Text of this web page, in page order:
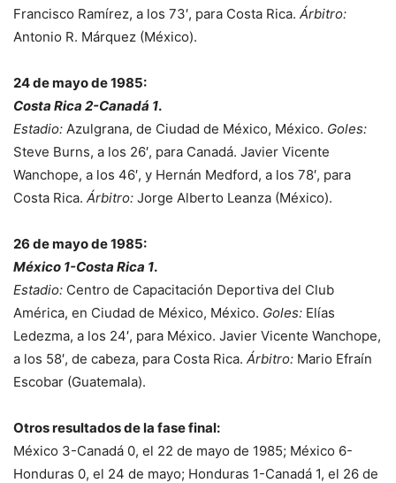
Francisco Ramírez, a los 73′, para Costa Rica. Árbitro:
Antonio R. Márquez (México).
24 de mayo de 1985:
Costa Rica 2-Canadá 1.
Estadio: Azulgrana, de Ciudad de México, México. Goles:
Steve Burns, a los 26′, para Canadá. Javier Vicente
Wanchope, a los 46′, y Hernán Medford, a los 78′, para
Costa Rica. Árbitro: Jorge Alberto Leanza (México).
26 de mayo de 1985:
México 1-Costa Rica 1.
Estadio: Centro de Capacitación Deportiva del Club
América, en Ciudad de México, México. Goles: Elías
Ledezma, a los 24′, para México. Javier Vicente Wanchope,
a los 58′, de cabeza, para Costa Rica. Árbitro: Mario Efraín
Escobar (Guatemala).
Otros resultados de la fase final:
México 3-Canadá 0, el 22 de mayo de 1985; México 6-
Honduras 0, el 24 de mayo; Honduras 1-Canadá 1, el 26 de